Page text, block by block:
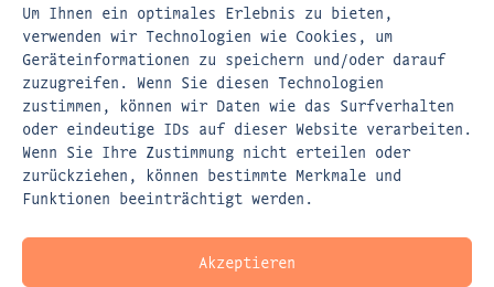
Um Ihnen ein optimales Erlebnis zu bieten,
verwenden wir Technologien wie Cookies, um
Geräteinformationen zu speichern und/oder darauf
zuzugreifen. Wenn Sie diesen Technologien
zustimmen, können wir Daten wie das Surfverhalten
oder eindeutige IDs auf dieser Website verarbeiten.
Wenn Sie Ihre Zustimmung nicht erteilen oder
zurückziehen, können bestimmte Merkmale und
Funktionen beeinträchtigt werden.
Akzeptieren
FLEISCHERSTRASSE 5
80337 MÜNCHEN
EMAIL:KONTAKT@DASPERSPEKTIVENWERK.DE
WEBSITE:WWW.DASPERSPEKTIVENWERK.DE